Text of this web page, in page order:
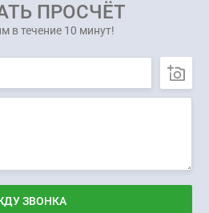
ПРОСЧЁТ
в течение 10 минут!
ЗВОНКА